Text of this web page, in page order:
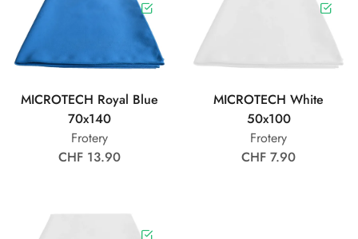
MICROTECH Royal Blue
70x140
Frotery
CHF 13.90
MICROTECH White
50x100
Frotery
CHF 7.90